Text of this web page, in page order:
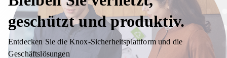
geschützt und produktiv.
Entdecken Sie die Knox-Sicherheitsplattform und die
Geschäftslösungen